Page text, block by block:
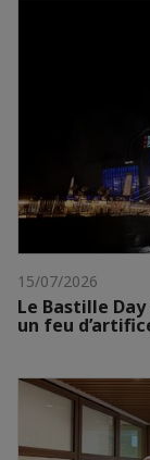
15/07/2026
Le Bastille Day
un feu